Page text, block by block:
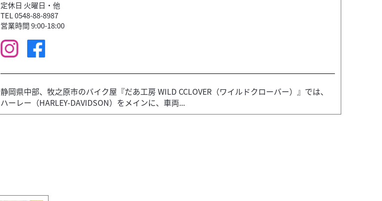
定休日 火曜日・他
TEL 0548-88-8987
営業時間 9:00-18:00
静岡県中部、牧之原市のバイク屋『だあ工房 WILD CCLOVER（ワイルドクローバー）』では、
ハーレー（HARLEY-DAVIDSON）をメインに、車両...